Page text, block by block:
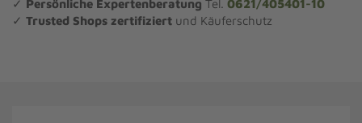
✓ Persönliche Expertenberatung Tel. 0621/405401-10
✓ Trusted Shops zertifiziert und Käuferschutz